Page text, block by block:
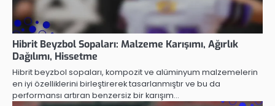
Hibrit Beyzbol Sopaları: Malzeme Karışımı, Ağırlık
Dağılımı, Hissetme
Hibrit beyzbol sopaları, kompozit ve alüminyum malzemelerin
en iyi özelliklerini birleştirerek tasarlanmıştır ve bu da
performansı artıran benzersiz bir karışım…